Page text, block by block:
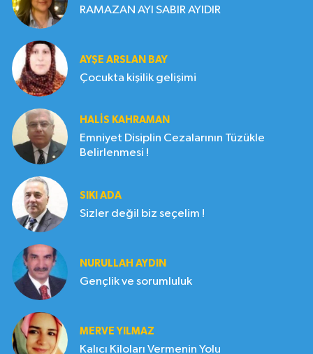
RAMAZAN AYI SABIR AYIDIR
AYŞE ARSLAN BAY
Çocukta kişilik gelişimi
HALIS KAHRAMAN
Emniyet Disiplin Cezalarının Tüzükle
Belirlenmesi !
SIKI ADA
Sizler değil biz seçelim !
NURULLAH AYDIN
Gençlik ve sorumluluk
MERVE YILMAZ
Kalıcı Kiloları Vermenin Yolu